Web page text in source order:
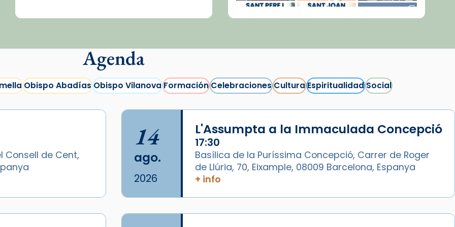
Agenda
Obispo AbadíasObispo VilanovaFormaciónCelebracionesCulturaEspiritualidadSocial
Consell de Cent,
14
ago.
2026
L'Assumpta a la Immaculada Concepció
17:30
Basílica de la Puríssima Concepció, Carrer de Roger
de Llúria, 70, Eixample, 08009 Barcelona, Espanya
+ info